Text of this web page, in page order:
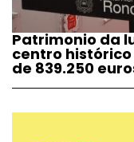
Patrimonio da
centro histórico
de 839.250